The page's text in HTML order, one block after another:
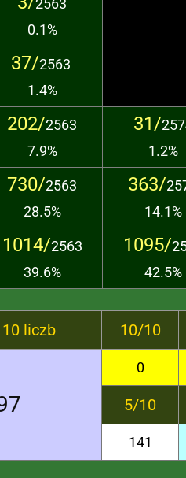
2563
0.1%
37/2563
1.4%
202/2563
7.9%
31/
1.2%
730/2563
28.5%
363/
14.1%
1014/2563
39.6%
1095/
42.5%
liczb 10/10
0
5/10
141